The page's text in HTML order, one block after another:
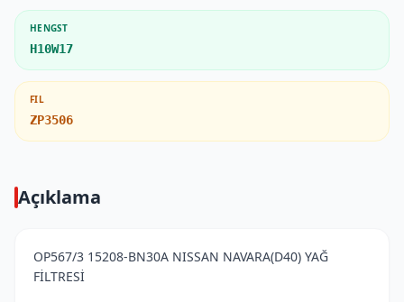
HENGST
H10W17
FIL
ZP3506
Açıklama
OP567/3 15208-BN30A NISSAN NAVARA(D40) YAĞ
FİLTRESİ